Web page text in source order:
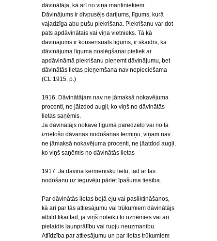
dāvinātāja, kā arī no viņa mantiniekiem
Dāvinājums ir divpusējs darījums, līgums, kurā
vajadzīga abu pušu piekrišana. Piekrišanu var dot
pats apdāvinātais vai viņa vietnieks. Tā kā
dāvinājums ir konsensuāls līgums, ir skaidrs, ka
dāvinājuma līguma noslēgšanai pietiek ar
apdāvināmā piekrišanu pieņemt dāvinājumu, bet
dāvinātās lietas pieņemšana nav nepieciešama
(CL 1915. p.)
1916. Dāvinātājam nav ne jāmaksā nokavējuma
procenti, ne jāizdod augļi, ko viņš no dāvinātās
lietas saņēmis.
Ja dāvinātājs nokavē līgumā paredzēto vai no tā
izrietošo dāvanas nodošanas termiņu, viņam nav
ne jāmaksā nokavējuma procenti, ne jāatdod augļi,
ko viņš saņēmis no dāvinātās lietas
1917. Ja dāvina ķermenisku lietu, tad ar tās
nodošanu uz ieguvēju pāriet īpašuma tiesība.
Par dāvinātās lietas bojā eju vai pasliktināšanos,
kā arī par tās attiesājumu vai trūkumiem dāvinātājs
atbild tikai tad, ja viņš noteikti to uzņēmies vai arī
pielaidis ļaunprātību vai rupju neuzmanību.
Atlīdzība par attiesājumu un par lietas trūkumiem